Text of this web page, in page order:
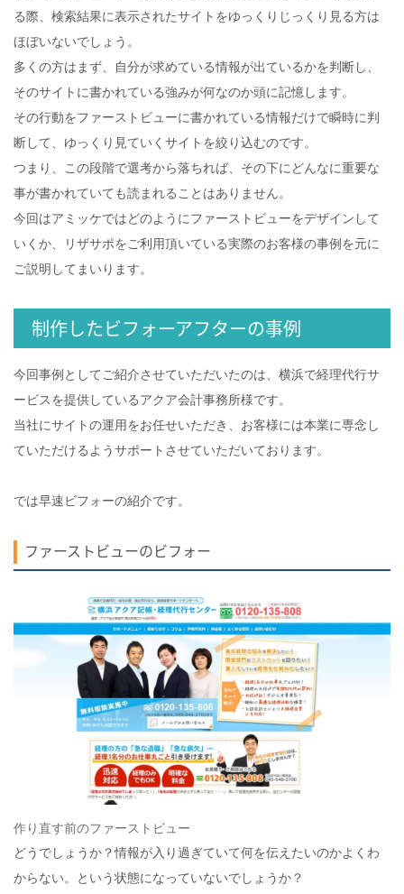
る際、検索結果に表示されたサイトをゆっくりじっくり見る方は
ほぼいないでしょう。
多くの方はまず、自分が求めている情報が出ているかを判断し、
そのサイトに書かれている強みが何なのか頭に記憶します。
その行動をファーストビューに書かれている情報だけで瞬時に判
断して、ゆっくり見ていくサイトを絞り込むのです。
つまり、この段階で選考から落ちれば、その下にどんなに重要な
事が書かれていても読まれることはありません。
今回はアミッケではどのようにファーストビューをデザインして
いくか、リザサポをご利用頂いている実際のお客様の事例を元に
ご説明してまいります。
制作したビフォーアフターの事例
今回事例としてご紹介させていただいたのは、横浜で経理代行サ
ービスを提供しているアクア会計事務所様です。
当社にサイトの運用をお任せいただき、お客様には本業に専念し
ていただけるようサポートさせていただいております。
では早速ビフォーの紹介です。
ファーストビューのビフォー
作り直す前のファーストビュー
どうでしょうか？情報が入り過ぎていて何を伝えたいのかよくわ
からない。という状態になっていないでしょうか？